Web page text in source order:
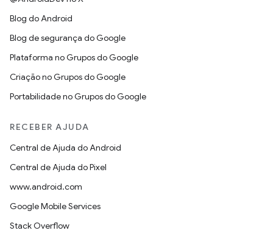
Blog do Android
Blog de segurança do Google
Plataforma no Grupos do Google
Criação no Grupos do Google
Portabilidade no Grupos do Google
RECEBER AJUDA
Central de Ajuda do Android
Central de Ajuda do Pixel
www.android.com
Google Mobile Services
Stack Overflow